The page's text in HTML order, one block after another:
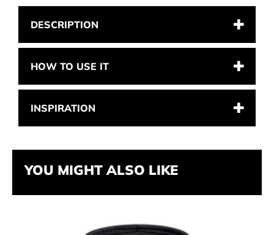
DESCRIPTION
HOW TO USE IT
INSPIRATION
YOU MIGHT ALSO LIKE